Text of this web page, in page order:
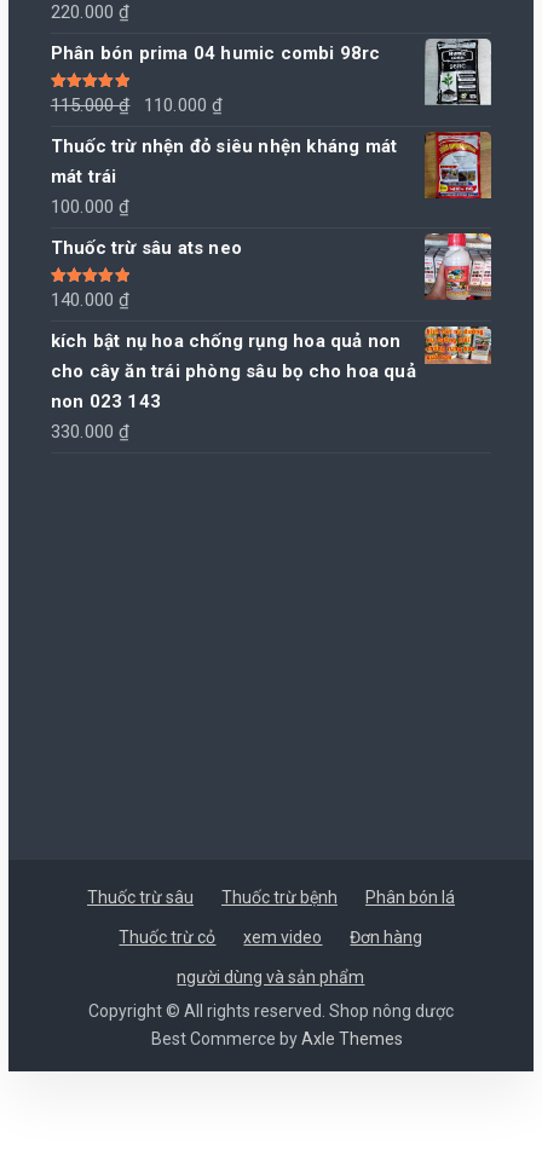
220.000₫
Phân bón prima 04 humic combi 98rc
Được xếp
5
115.000₫
Giá
gốc
110.000₫
hiện
Thuốc trừ nhện đỏ siêu nhện kháng mát
mát trái
100.000₫
Thuốc trừ sâu ats neo
Được xếp
5
140.000₫
kích bật nụ hoa chống rụng hoa quả non
cho cây ăn trái phòng sâu bọ cho hoa quả
non 023 143
330.000₫
Thuốc trừ sâu Thuốc trừ bệnh Phân bón lá
Thuốc trừ cỏ xem video Đơn hàng
người dùng và sản phẩm
Copyright © All rights reserved. Shop nông dược
Best Commerce byAxle Themes